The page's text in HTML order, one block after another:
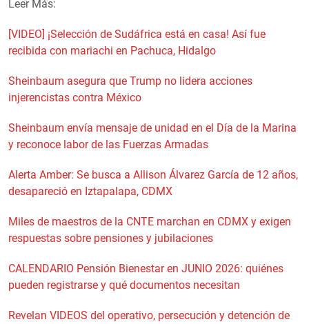
Leer Más:
[VIDEO] ¡Selección de Sudáfrica está en casa! Así fue
recibida con mariachi en Pachuca, Hidalgo
Sheinbaum asegura que Trump no lidera acciones
injerencistas contra México
Sheinbaum envía mensaje de unidad en el Día de la Marina
y reconoce labor de las Fuerzas Armadas
Alerta Amber: Se busca a Allison Álvarez García de 12 años,
desapareció en Iztapalapa, CDMX
Miles de maestros de la CNTE marchan en CDMX y exigen
respuestas sobre pensiones y jubilaciones
CALENDARIO Pensión Bienestar en JUNIO 2026: quiénes
pueden registrarse y qué documentos necesitan
Revelan VIDEOS del operativo, persecución y detención de